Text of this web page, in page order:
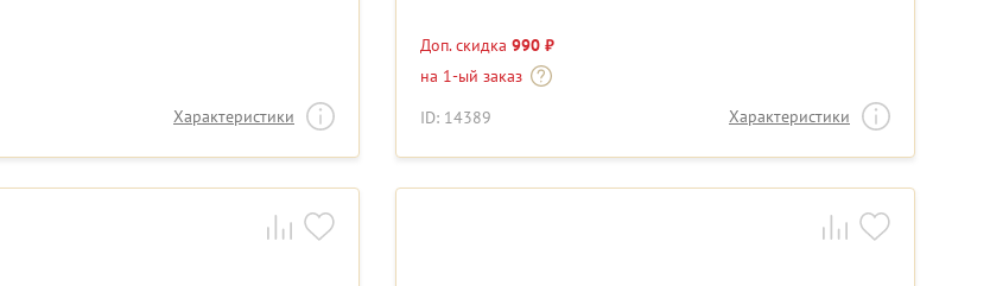
Характеристики
Доп. скидка 990 ₽
на 1-ый заказ
ID: 14389
Характеристики